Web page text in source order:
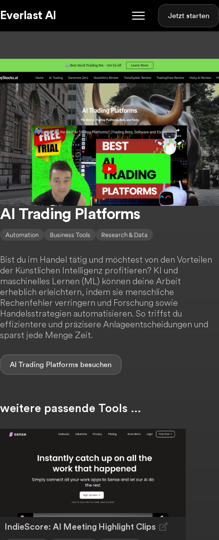
Everlast AI Jetzt starten
AI Trading Platforms
Automation Business Tools Research & Data
Bist du im Handel tätig und möchtest von den Vorteilen
der Künstlichen Intelligenz profitieren? KI und
maschinelles Lernen (ML) können deine Arbeit
erheblich erleichtern, indem sie menschliche
Rechenfehler verringern und Forschung sowie
Handelsstrategien automatisieren. So triffst du
effizientere und präzisere Anlageentscheidungen und
sparst jede Menge Zeit.
AI Trading Platforms
weitere passende Tools …
IndieScore: AI Meeting Highlight Clips